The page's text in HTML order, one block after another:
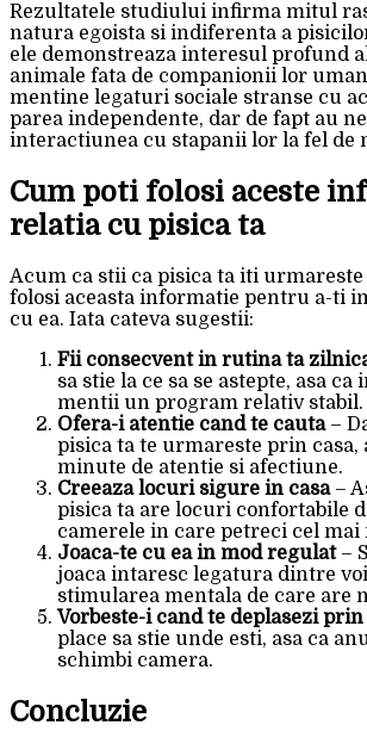
Rezultatele studiului infirma mitul
natura egoista si indiferenta a
ele demonstreaza interesul profund
animale fata de companionii lor
mentine legaturi sociale stranse cu
parea independente, dar de fapt au
interactiunea cu stapanii lor la fel de
Cum poti folosi aceste
relatia cu pisica ta
Acum ca stii ca pisica ta iti
folosi aceasta informatie pentru a-ti
cu ea. Iata cateva sugestii:
Fii consecvent in rutina ta
sa stie la ce sa se astepte, asa ca
mentii un program relativ stabil.
Ofera-i atentie cand te cauta–
pisica ta te urmareste prin casa,
minute de atentie si afectiune.
Creeaza locuri sigure in casa–
pisica ta are locuri confortabile
camerele in care petreci cel
Joaca-te cu ea in mod regulat–
joaca intaresc legatura dintre
stimularea mentala de care are
Vorbeste-i cand te deplasezi prin
place sa stie unde esti, asa ca
schimbi camera.
Concluzie